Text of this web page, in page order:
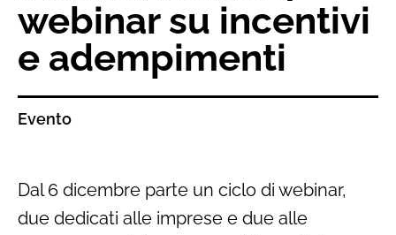
webinar su incentivi
e adempimenti
Evento
Dal 6 dicembre parte un ciclo di webinar,
due dedicati alle imprese e due alle